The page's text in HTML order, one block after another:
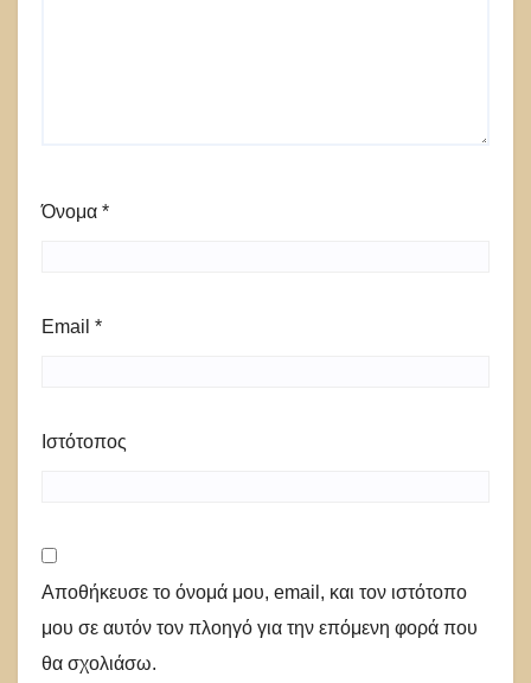
Όνομα *
Email *
Ιστότοπος
Αποθήκευσε το όνομά μου, email, και τον ιστότοπο
μου σε αυτόν τον πλοηγό για την επόμενη φορά που
θα σχολιάσω.